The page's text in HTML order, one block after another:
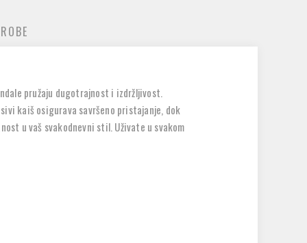
pružaju dugotrajnost i izdržljivost.
kaiš osigurava savršeno pristajanje, dok
u vaš svakodnevni stil. Uživate u svakom